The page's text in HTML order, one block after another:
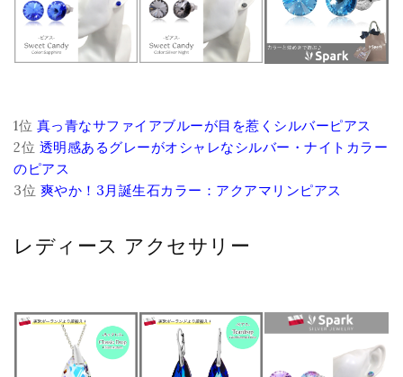
1位 真っ青なサファイアブルーが目を惹くシルバーピアス
2位 透明感あるグレーがオシャレなシルバー・ナイトカラー
のピアス
3位 爽やか！3月誕生石カラー：アクアマリンピアス
レディース アクセサリー